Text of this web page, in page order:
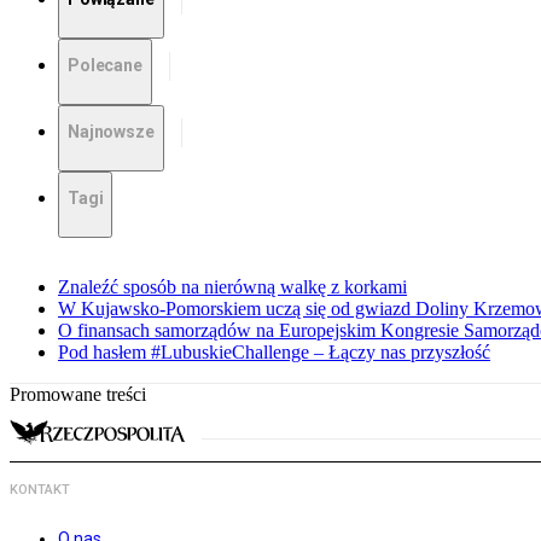
Polecane
Najnowsze
Tagi
Znaleźć sposób na nierówną walkę z korkami
W Kujawsko-Pomorskiem uczą się od gwiazd Doliny
O finansach samorządów na Europejskim Kongresie
Pod hasłem #LubuskieChallenge – Łączy nas przyszłość
Promowane treści
KONTAKT